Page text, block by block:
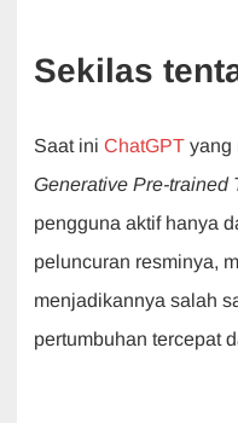
Sekilas
Saat ini ChatGPT yang
Generative Pre-trained
pengguna aktif hanya
peluncuran resminya,
menjadikannya salah
pertumbuhan tercepat